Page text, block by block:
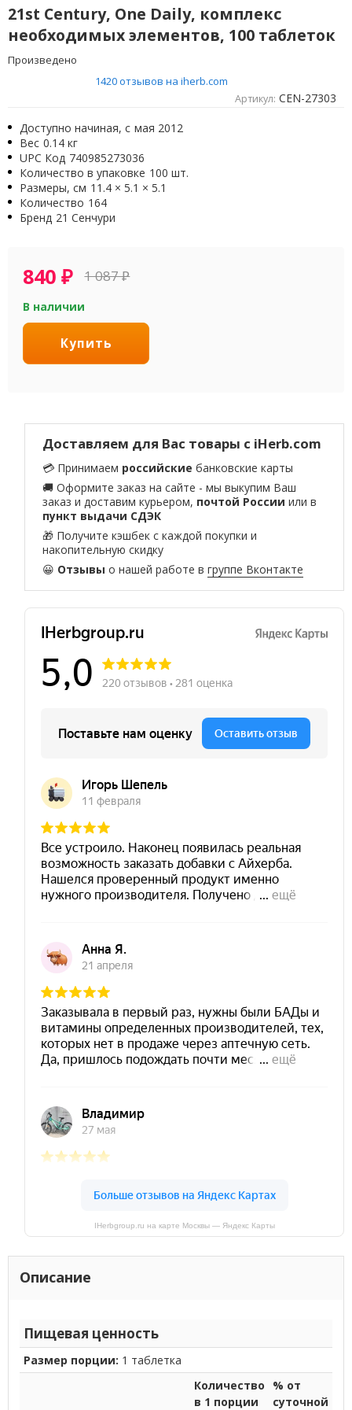
21st Century, One Daily, комплекс
необходимых элементов, 100 таблеток
Произведено
1420 отзывов на iherb.com
Артикул: CEN-27303
Доступно начиная, с мая 2012
Вес 0.14 кг
UPC Код 740985273036
Количество в упаковке 100 шт.
Размеры, см 11.4 × 5.1 × 5.1
Количество 164
Бренд 21 Сенчури
840₽ 1 087₽
В наличии
Купить
Доставляем для Вас товары с iHerb.com
💳 Принимаем российские банковские карты
🚚 Оформите заказ на сайте - мы выкупим Ваш
заказ и доставим курьером, почтой России или в
пункт выдачи СДЭК
🎁 Получите кэшбек с каждой покупки и
накопительную скидку
😀 Отзывы о нашей работе вгруппе Вконтакте
IHerbgroup.ru на карте Москвы — Яндекс Карты
Описание
Пищевая ценность
Размер порции: 1 таблетка
Количество
в 1 порции
% от
суточной